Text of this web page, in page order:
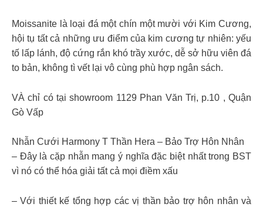
Moissanite là loại đá một chín một mười với Kim Cương,
hội tụ tất cả những ưu điểm của kim cương tự nhiên: yếu
tố lấp lánh, độ cứng rắn khó trầy xước, dễ sở hữu viên đá
to bản, không tì vết lại vô cùng phù hợp ngân sách.
VÀ chỉ có tại showroom 1129 Phan Văn Trị, p.10 , Quận
Gò Vấp
Nhẫn Cưới Harmony T Thần Hera – Bảo Trợ Hôn Nhân
– Đây là cặp nhẫn mang ý nghĩa đặc biệt nhất trong BST
vì nó có thể hóa giải tất cả mọi điềm xấu
– Với thiết kế tổng hợp các vị thần bảo trợ hôn nhân và